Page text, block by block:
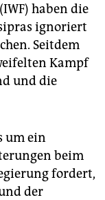
haben die
ignoriert
Seitdem
Kampf
und die
um ein
beim
fordert,
der